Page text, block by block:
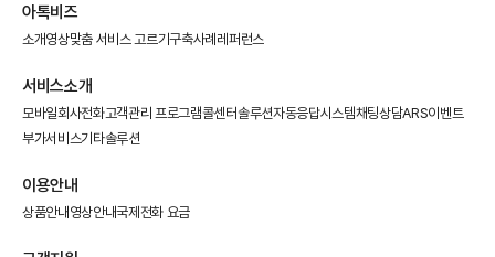
아톡비즈
소개영상맞춤 서비스 고르기구축사례레퍼런스
서비스소개
모바일회사전화고객관리 프로그램콜센터솔루션자동응답시스템채팅상담ARS이벤트
부가서비스기타솔루션
이용안내
상품안내영상안내국제전화 요금